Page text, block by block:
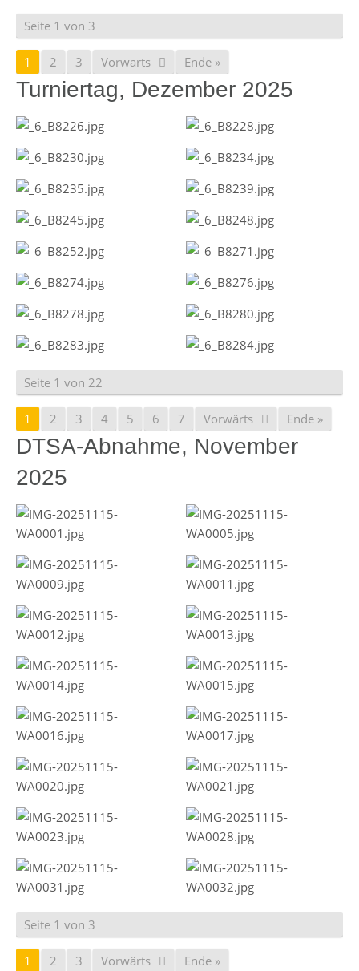
Seite 1 von 3
1 2 3 Vorwärts Ende »
Turniertag, Dezember 2025
Seite 1 von 22
1 2 3 4 5 6 7 Vorwärts Ende »
DTSA-Abnahme, November
2025
Seite 1 von 3
1 2 3 Vorwärts Ende »